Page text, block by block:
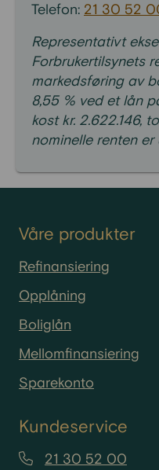
Telefon: 21 30 52
Representativt
Forbrukertilsynets
markedsføring av
8,55 % ved et lån
kost kr. 2.622.146,
nominelle renten er
Våre produkter
Refinansiering
Opplåning
Boliglån
Mellomfinansiering
Sparekonto
Kundeservice
21 30 52 00